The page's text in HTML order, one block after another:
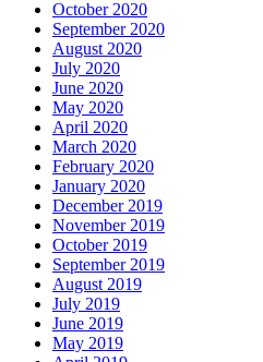
October 2020
September 2020
August 2020
July 2020
June 2020
May 2020
April 2020
March 2020
February 2020
January 2020
December 2019
November 2019
October 2019
September 2019
August 2019
July 2019
June 2019
May 2019